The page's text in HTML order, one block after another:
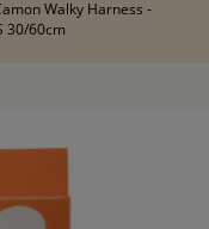
Walky Harness -
30/60cm